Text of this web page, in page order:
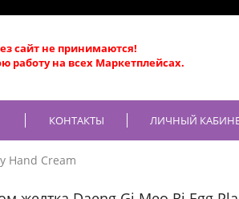
сайт не принимаются!
работу на всех Маркетплейсах.
КОНТАКТЫ ЛИЧНЫЙ
Hand Cream